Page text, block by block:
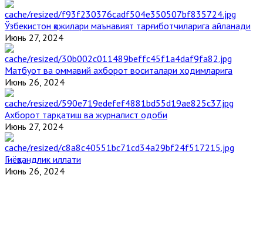
Ўзбекистон ҳожилари маънавият тарғиботчиларига айланади
Июнь 27, 2024
Матбуот ва оммавий ахборот воситалари ходимларига
Июнь 26, 2024
Ахборот тарқатиш ва журналист одоби
Июнь 27, 2024
Гиёҳвандлик иллати
Июнь 26, 2024